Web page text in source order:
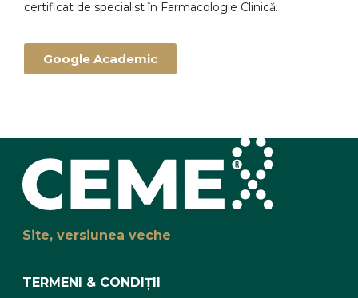
certificat de specialist în Farmacologie Clinică.
Google Academic
Site, versiunea veche
TERMENI & CONDIȚII